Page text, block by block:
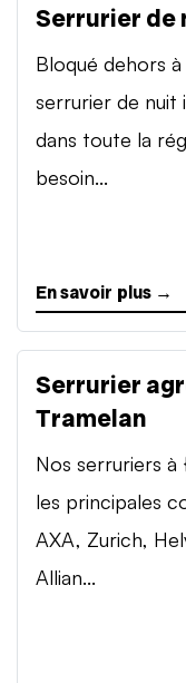
Serrurier de
Bloqué dehors
serrurier de nuit
dans toute la
besoin...
En savoir plus →
Serrurier
Tramelan
Nos serruriers
les principales
AXA, Zurich,
Allian...